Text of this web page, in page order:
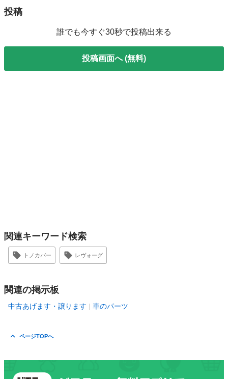
投稿
誰でも今すぐ30秒で投稿出来る
投稿画面へ (無料)
関連キーワード検索
トノカバー レヴォーグ
関連の掲示板
中古あげます・譲ります 車のパーツ
ページTOPへ